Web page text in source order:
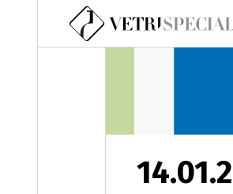
Salta al contenuto principale